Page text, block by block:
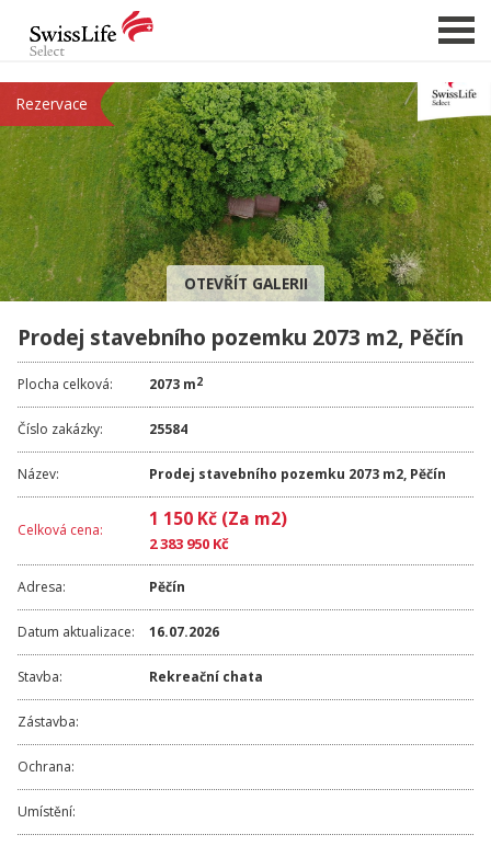
NABÍDKA NEMOVITOSTÍ
CHCI PRODAT / PRONAJMOUT
HLÍDAT NOVÉ NABÍDKY
CHCI OCENIT NEMOVITOST
O NÁS
REFERENCE
SLUŽBY
KARIÉRA
FINANCOVÁNÍ / HYPOTÉKA
Rezervace
OTEVŘÍT GALERII
Prodej stavebního pozemku 2073 m2, Pěčín
Plocha celková: 2073 m2
Číslo zakázky: 25584
Název: Prodej stavebního pozemku 2073 m2, Pěčín
Celková cena: 1 150 Kč (Za m2)
2 383 950 Kč
Adresa: Pěčín
Datum aktualizace: 16.07.2026
Stavba: Rekreační chata
Zástavba:
Ochrana:
Umístění: